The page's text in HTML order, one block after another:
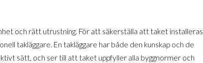
och rätt utrustning. För att säkerställa att taket installeras
takläggare. En takläggare har både den kunskap och de
sätt, och ser till att taket uppfyller alla byggnormer och